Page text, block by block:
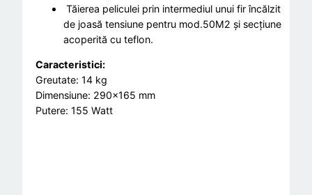
Tăierea peliculei prin intermediul unui fir încălzit
de joasă tensiune pentru mod.50M2 și secțiune
acoperită cu teflon.
Caracteristici:
Greutate: 14 kg
Dimensiune: 290×165 mm
Putere: 155 Watt